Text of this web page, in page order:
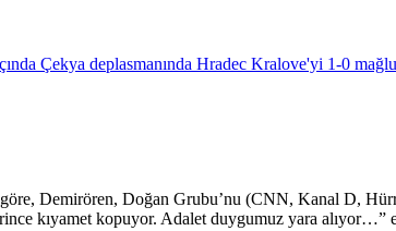
Demirören, Doğan Grubu’nu (CNN, Kanal D,
kıyamet kopuyor. Adalet duygumuz yara alıyor…”